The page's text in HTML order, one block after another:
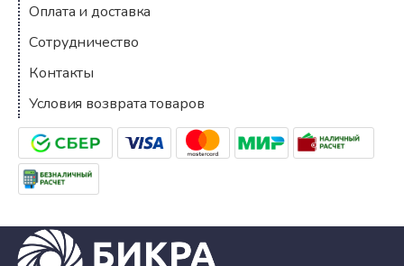
Оплата и доставка
Сотрудничество
Контакты
Условия возврата товаров